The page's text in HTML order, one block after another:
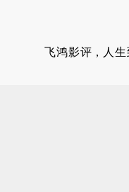
飞鸿影评 , 人